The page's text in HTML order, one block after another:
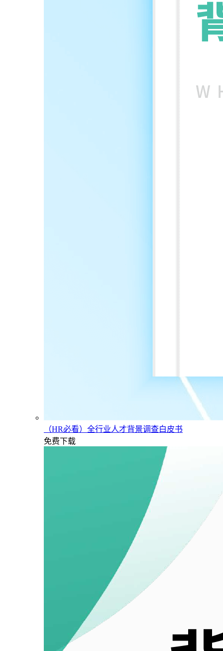
（HR必看）全行业人才背景调查白皮书
免费下载